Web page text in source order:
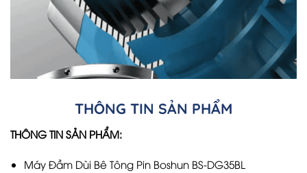
THÔNG TIN SẢN PHẨM
THÔNG TIN SẢN PHẨM:
Máy Đầm Dùi Bê Tông Pin Boshun BS-DG35BL